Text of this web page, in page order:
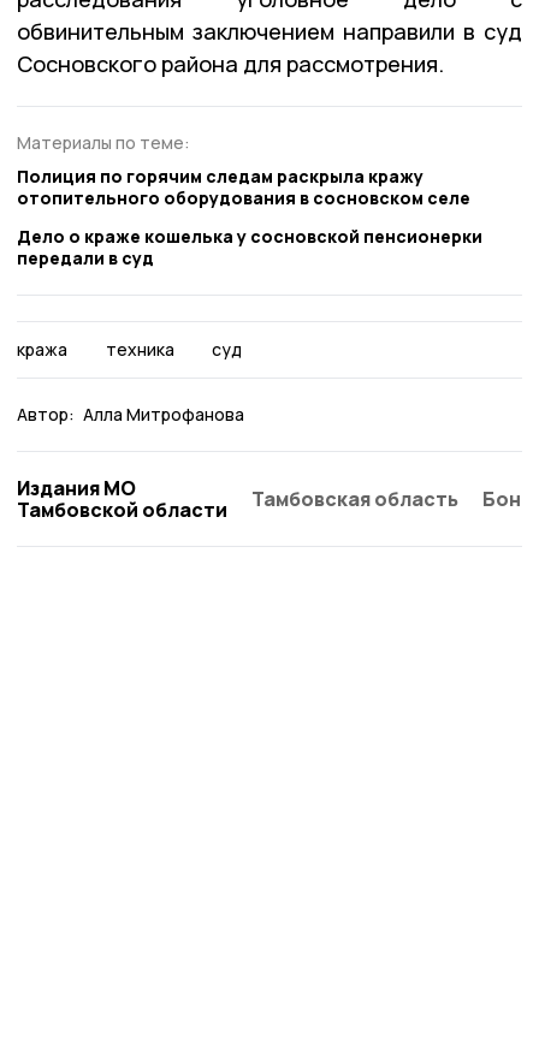
обвинительным заключением направили в суд
Сосновского района для рассмотрения.
Материалы по теме:
Полиция по горячим следам раскрыла кражу
отопительного оборудования в сосновском селе
Дело о краже кошелька у сосновской пенсионерки
передали в суд
кража техника суд
Автор: Алла Митрофанова
Издания МО
Тамбовской области
Тамбовская область